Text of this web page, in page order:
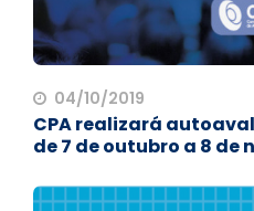
04/10/2019
CPA realizará
de 7 de outubro a 8 de